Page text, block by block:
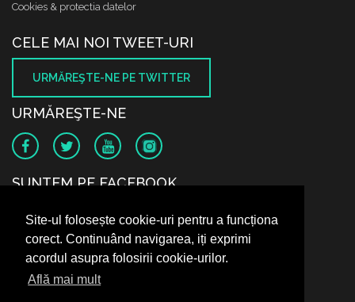
Site-ul folosește cookie-uri pentru a funcționa
corect. Continuând navigarea, iți exprimi
acordul asupra folosirii cookie-urilor.
Află mai mult
Cookies & protectia datelor
CELE MAI NOI TWEET-URI
URMĂREŞTE-NE PE TWITTER
URMĂREŞTE-NE
SUNTEM PE FACEBOOK